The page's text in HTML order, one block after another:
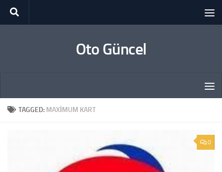
Skip to content
Oto Güncel
TAGGED: MAXIMUM KART
0